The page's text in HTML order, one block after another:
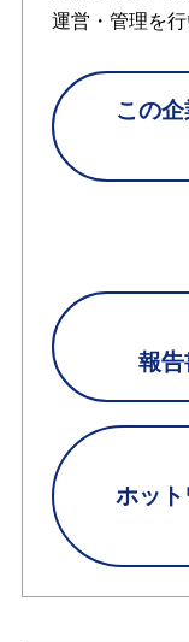
運営・管理を
この
報告
ホッ